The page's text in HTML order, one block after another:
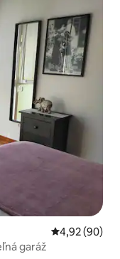
Priemerné
4,92 (90)
garáž